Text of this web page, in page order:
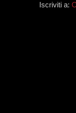
Iscriviti a: